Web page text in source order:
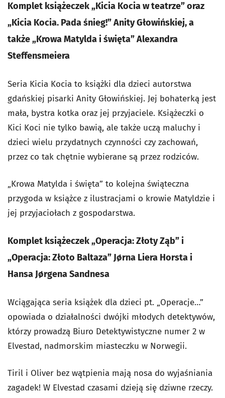
Komplet książeczek „Kicia Kocia w teatrze” oraz
„Kicia Kocia. Pada śnieg!” Anity Głowińskiej, a
także „Krowa Matylda i święta” Alexandra
Steffensmeiera
Seria Kicia Kocia to książki dla dzieci autorstwa
gdańskiej pisarki Anity Głowińskiej. Jej bohaterką jest
mała, bystra kotka oraz jej przyjaciele. Książeczki o
Kici Koci nie tylko bawią, ale także uczą maluchy i
dzieci wielu przydatnych czynności czy zachowań,
przez co tak chętnie wybierane są przez rodziców.
„Krowa Matylda i święta” to kolejna świąteczna
przygoda w książce z ilustracjami o krowie Matyldzie i
jej przyjaciołach z gospodarstwa.
Komplet książeczek „Operacja: Złoty Ząb” i
„Operacja: Złoto Baltaza” Jørna Liera Horsta i
Hansa Jørgena Sandnesa
Wciągająca seria książek dla dzieci pt. „Operacje…”
opowiada o działalności dwójki młodych detektywów,
którzy prowadzą Biuro Detektywistyczne numer 2 w
Elvestad, nadmorskim miasteczku w Norwegii.
Tiril i Oliver bez wątpienia mają nosa do wyjaśniania
zagadek! W Elvestad czasami dzieją się dziwne rzeczy.